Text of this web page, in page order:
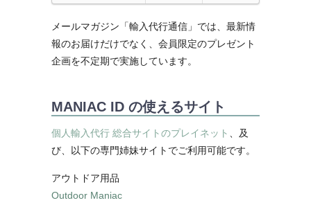
メールマガジン「輸入代行通信」では、最新情
報のお届けだけでなく、会員限定のプレゼント
企画を不定期で実施しています。
MANIAC ID の使えるサイト
個人輸入代行 総合サイトのプレイネット
、及
び、以下の専門姉妹サイトでご利用可能です。
アウトドア用品
Outdoor Maniac